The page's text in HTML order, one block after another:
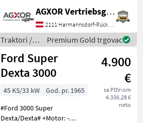
Getriebe 24x24 - mit Power
Bauartgeschwindigkeit - mit
AGXOR Vertriebsgesellschaft Ost GmbH
2111 Harmannsdorf-Rückersdorf
Traktori /
Claas
Premium Gold trgovac
Ford Super
Dexta 3000
4.900
€
sa PDV-om
4.336,28 €
neto
45 KS/33 kW
God. pr. 1965
#Ford 3000 Super
Dexta/Dexta# +Motor: -